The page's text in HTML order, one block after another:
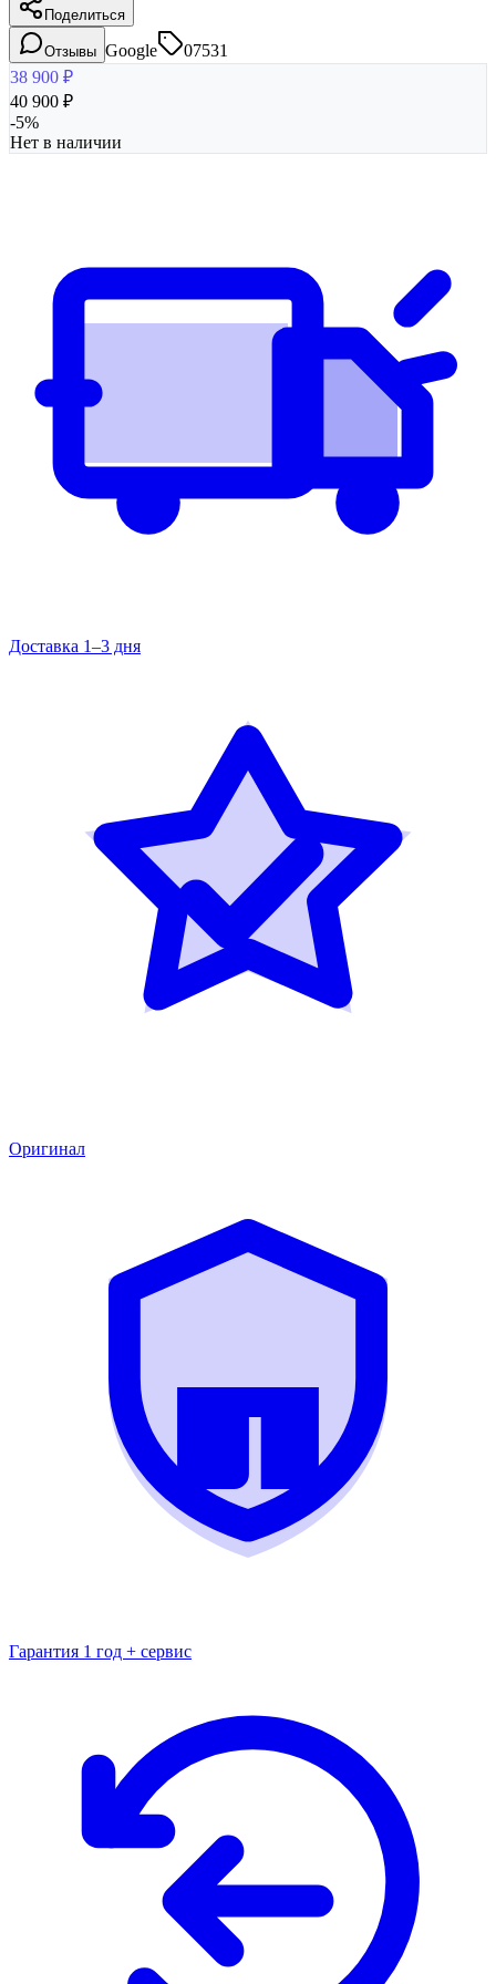
Поделиться
Отзывы Google
07531
38 900 ₽
40 900 ₽
-5%
Нет в наличии
Доставка 1–3 дня
Оригинал
Гарантия 1 год + сервис